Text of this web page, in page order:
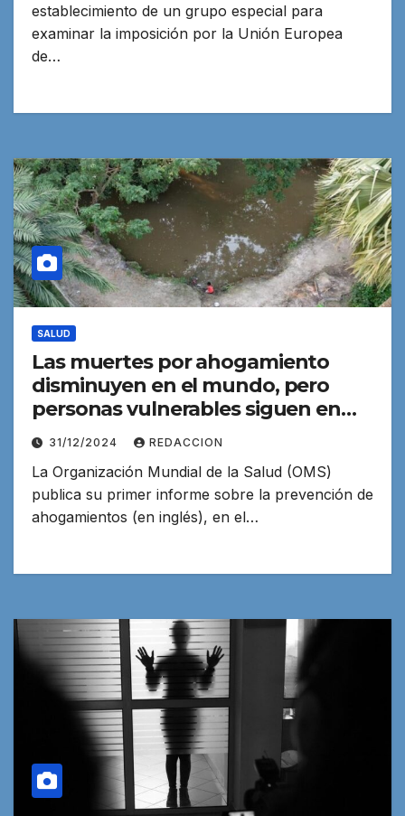
establecimiento de un grupo especial para
examinar la imposición por la Unión Europea
de…
SALUD
Las muertes por ahogamiento
disminuyen en el mundo, pero
personas vulnerables siguen en
riesgo
31/12/2024 REDACCION
La Organización Mundial de la Salud (OMS)
publica su primer informe sobre la prevención de
ahogamientos (en inglés), en el…